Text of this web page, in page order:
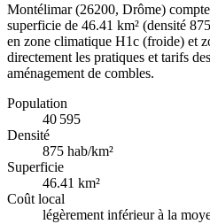
Montélimar (26200, Drôme)
superficie de 46.41 km² (densité
en zone climatique H1c (froide) et
directement les pratiques et tarifs
aménagement de combles.
Population
40 595
Densité
875 hab/km²
Superficie
46.41 km²
Coût local
légèrement inférieur à la